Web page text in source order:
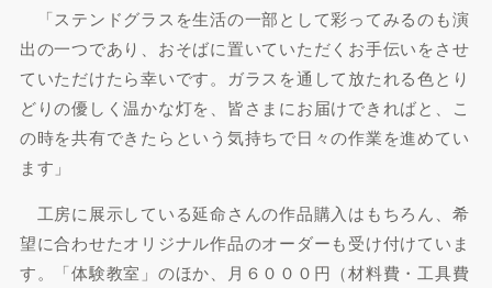
「ステンドグラスを生活の一部として彩ってみるのも演
出の一つであり、おそばに置いていただくお手伝いをさせ
ていただけたら幸いです。ガラスを通して放たれる色とり
どりの優しく温かな灯を、皆さまにお届けできればと、こ
の時を共有できたらという気持ちで日々の作業を進めてい
ます」
工房に展示している延命さんの作品購入はもちろん、希
望に合わせたオリジナル作品のオーダーも受け付けていま
す。「体験教室」のほか、月６０００円（材料費・工具費